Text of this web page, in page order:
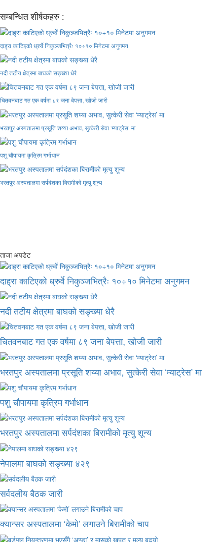
सम्बन्धित शीर्षकहरु :
दाह्रा काटिएको ध्रुर्वे निकुञ्जभित्रैः १०÷१० मिनेटमा अनुगमन
नदी तटीय क्षेत्रमा बाघको सङ्ख्या धेरै
चितवनबाट गत एक वर्षमा ८९ जना बेपत्ता, खोजी जारी
भरतपुर अस्पतालमा प्रसूति शय्या अभाव, सुत्केरी सेवा ‘म्याट्रेस’ मा
पशु चौपायमा कृत्रिम गर्भाधान
भरतपुर अस्पतालमा सर्पदंशका बिरामीको मृत्यु शून्य
ताजा अपडेट
दाह्रा काटिएको ध्रुर्वे निकुञ्जभित्रैः १०÷१० मिनेटमा अनुगमन
नदी तटीय क्षेत्रमा बाघको सङ्ख्या धेरै
चितवनबाट गत एक वर्षमा ८९ जना बेपत्ता, खोजी जारी
भरतपुर अस्पतालमा प्रसूति शय्या अभाव, सुत्केरी सेवा ‘म्याट्रेस’ मा
पशु चौपायमा कृत्रिम गर्भाधान
भरतपुर अस्पतालमा सर्पदंशका बिरामीको मृत्यु शून्य
नेपालमा बाघको सङ्ख्या ४२९
सर्वदलीय बैठक जारी
क्यान्सर अस्पतालमा ‘केमो’ लगाउने बिरामीको चाप